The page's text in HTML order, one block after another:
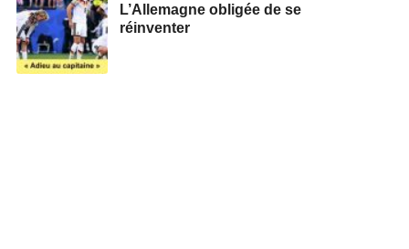
L’Allemagne obligée de se
réinventer